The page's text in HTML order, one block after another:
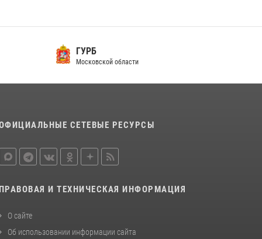
ГУРБ
Московской области
СЕТЕВЫЕ РЕСУРСЫ
ПРАВОВАЯ И ТЕХНИЧЕСКАЯ ИНФОРМАЦИЯ
О сайте
Об использовании информации сайта